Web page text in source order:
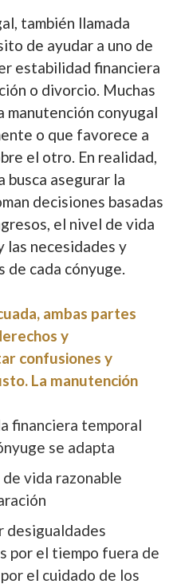
también llamada
de ayudar a uno de
estabilidad financiera
o divorcio. Muchas
manutención conyugal
o que favorece a
el otro. En realidad,
busca asegurar la
decisiones basadas
el nivel de vida
las necesidades y
de cada cónyuge.
ambas partes
y
confusiones y
La manutención
financiera temporal
se adapta
vida razonable
desigualdades
por el tiempo fuera de
el cuidado de los